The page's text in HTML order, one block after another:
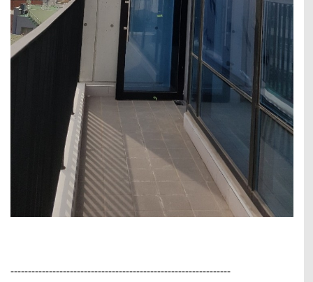
---------------------------------------------------------------